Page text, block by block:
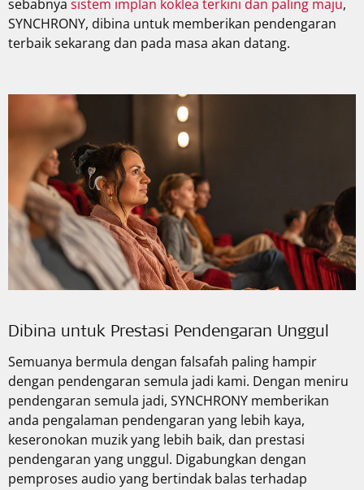
sebabnya sistem implan koklea terkini dan paling maju,
SYNCHRONY, dibina untuk memberikan pendengaran
terbaik sekarang dan pada masa akan datang.
Dibina untuk Prestasi Pendengaran Unggul
Semuanya bermula dengan falsafah paling hampir
dengan pendengaran semula jadi kami. Dengan meniru
pendengaran semula jadi, SYNCHRONY memberikan
anda pengalaman pendengaran yang lebih kaya,
keseronokan muzik yang lebih baik, dan prestasi
pendengaran yang unggul. Digabungkan dengan
pemproses audio yang bertindak balas terhadap